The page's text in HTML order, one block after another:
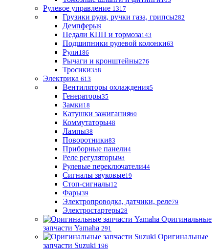
Рулевое управление 1317
Грузики руля, ручки газа, грипсы282
Демпферы9
Педали КПП и тормоза143
Подшипники рулевой колонки63
Рули186
Рычаги и кронштейны276
Тросики358
Электрика 613
Вентиляторы охлаждения5
Генераторы35
Замки18
Катушки зажигания60
Коммутаторы48
Лампы38
Поворотники83
Приборные панели4
Реле регуляторы98
Рулевые переключатели44
Сигналы звуковые19
Стоп-сигналы12
Фары39
Электропроводка, датчики, реле79
Электростартеры28
Оригинальные
запчасти Yamaha 291
Оригинальные
запчасти Suzuki 196